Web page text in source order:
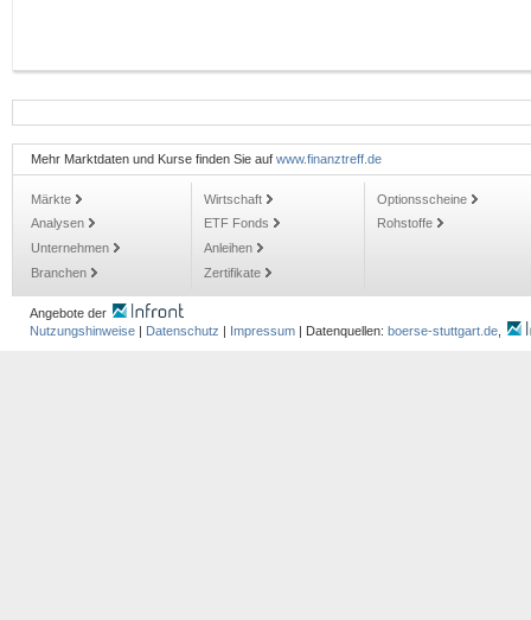
Mehr Marktdaten und Kurse finden Sie auf www.finanztreff.de
Märkte
Analysen
Unternehmen
Branchen
Wirtschaft
ETF Fonds
Anleihen
Zertifikate
Optionsscheine
Rohstoffe
Angebote der
Nutzungshinweise
Datenschutz Impressum | Datenquellen: boerse-stuttgart.de,